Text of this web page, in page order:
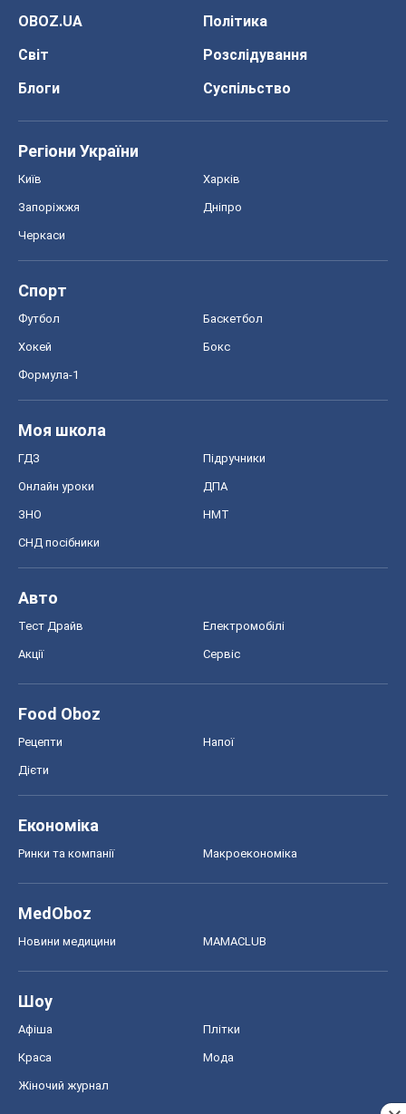
OBOZ.UA
Політика
Світ
Розслідування
Блоги
Суспільство
Регіони України
Київ Харків
Запоріжжя Дніпро
Черкаси
Спорт
Футбол Баскетбол
Хокей Бокс
Формула-1
Моя школа
ГДЗ Підручники
Онлайн уроки ДПА
ЗНО НМТ
СНД посібники
Авто
Тест Драйв Електромобілі
Акції Сервіс
Food Oboz
Рецепти Напої
Дієти
Економіка
Ринки та компанії Макроекономіка
MedOboz
Новини медицини MAMACLUB
Шоу
Афіша Плітки
Краса Мода
Жіночий журнал